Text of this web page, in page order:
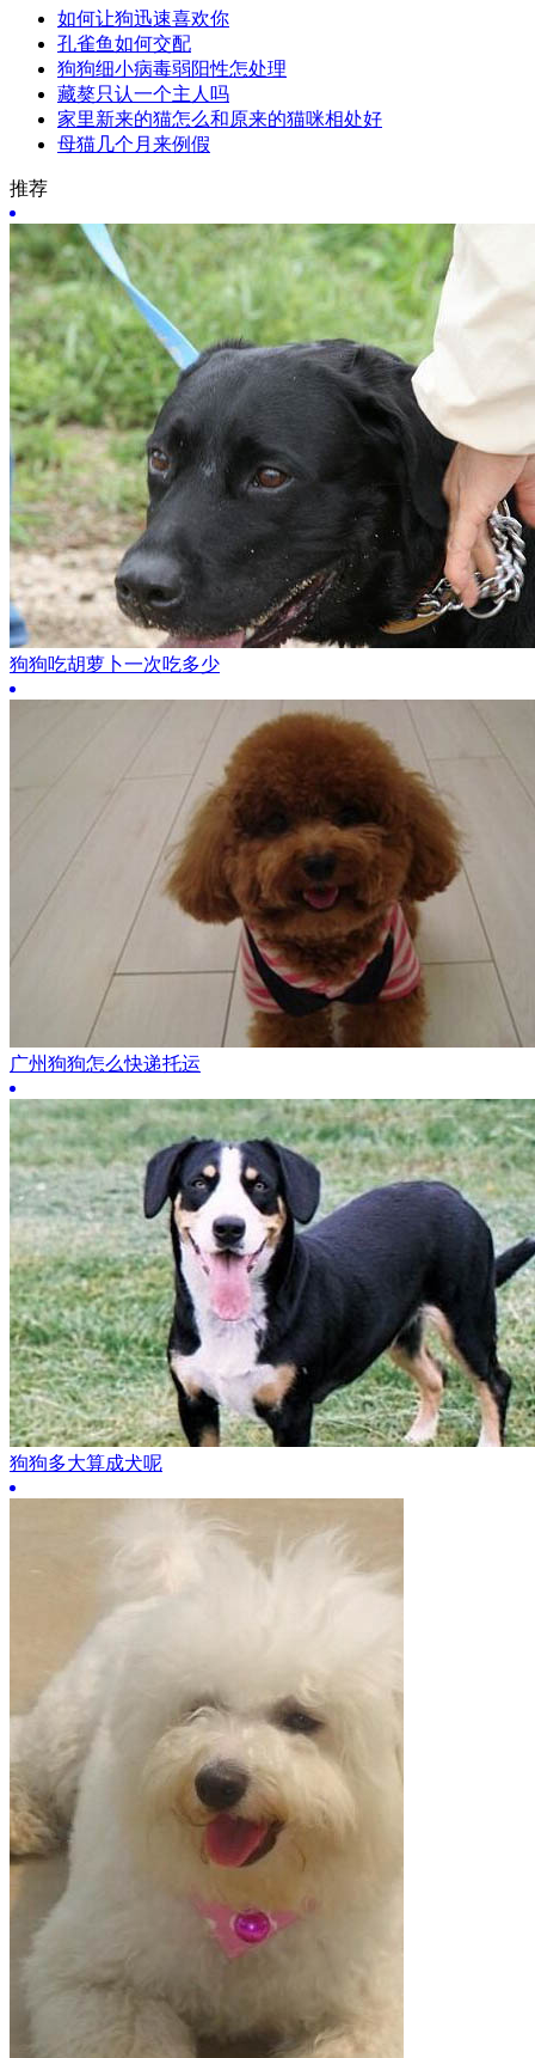
如何让狗迅速喜欢你
孔雀鱼如何交配
狗狗细小病毒弱阳性怎处理
藏獒只认一个主人吗
家里新来的猫怎么和原来的猫咪相处好
母猫几个月来例假
推荐
狗狗吃胡萝卜一次吃多少
广州狗狗怎么快递托运
狗狗多大算成犬呢